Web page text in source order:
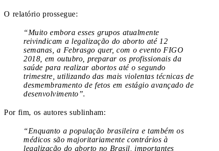
O relatório prossegue:
“Muito embora esses grupos atualmente
reivindicam a legalização do aborto até 12
semanas, a Febrasgo quer, com o evento FIGO
2018, em outubro, preparar os profissionais da
saúde para realizar abortos até o segundo
trimestre, utilizando das mais violentas técnicas de
desmembramento de fetos em estágio avançado de
desenvolvimento”.
Por fim, os autores sublinham:
“Enquanto a população brasileira e também os
médicos são majoritariamente contrários à
legalização do aborto no Brasil, importantes